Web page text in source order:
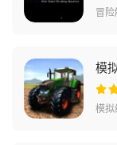
冒险
模
模拟